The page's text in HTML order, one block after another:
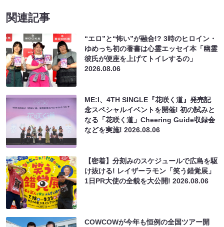
関連記事
“エロ”と“怖い”が融合!? 3時のヒロイン・
ゆめっち初の著書は心霊エッセイ本「幽霊
彼氏が便座を上げてトイレするの」
2026.08.06
ME:I、4TH SINGLE『花咲く道』発売記
念スペシャルイベントを開催! 初の試みと
なる「花咲く道」Cheering Guide収録会
などを実施!2026.08.06
【密着】分刻みのスケジュールで広島を駆
け抜ける! レイザーラモン「笑う錯覚展」
1日PR大使の全貌を大公開!2026.08.06
COWCOWが今年も恒例の全国ツアー開